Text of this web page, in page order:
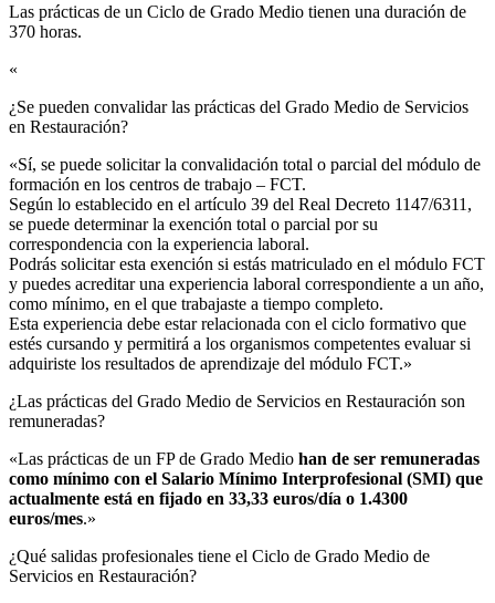
Las prácticas de un Ciclo de Grado Medio tienen una duración de
370 horas.
«
¿Se pueden convalidar las prácticas del Grado Medio de Servicios
en Restauración?​
«Sí, se puede solicitar la convalidación total o parcial del módulo de
formación en los centros de trabajo – FCT.
Según lo establecido en el artículo 39 del Real Decreto 1147/6311,
se puede determinar la exención total o parcial por su
correspondencia con la experiencia laboral.
Podrás solicitar esta exención si estás matriculado en el módulo FCT
y puedes acreditar una experiencia laboral correspondiente a un año,
como mínimo, en el que trabajaste a tiempo completo.
Esta experiencia debe estar relacionada con el ciclo formativo que
estés cursando y permitirá a los organismos competentes evaluar si
adquiriste los resultados de aprendizaje del módulo FCT.»
¿Las prácticas del Grado Medio de Servicios en Restauración son
remuneradas?​
«Las prácticas de un FP de Grado Medio han de ser remuneradas
como mínimo con el Salario Mínimo Interprofesional (SMI) que
actualmente está en fijado en 33,33 euros/día o 1.4300
euros/mes.»
¿Qué salidas profesionales tiene el Ciclo de Grado Medio de
Servicios en Restauración?​